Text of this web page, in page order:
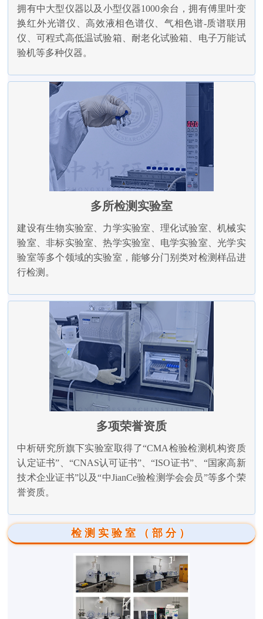
拥有中大型仪器以及小型仪器1000余台，拥有傅里叶变
换红外光谱仪、高效液相色谱仪、气相色谱-质谱联用
仪、可程式高低温试验箱、耐老化试验箱、电子万能试
验机等多种仪器。
多所检测实验室
建设有生物实验室、力学实验室、理化试验室、机械实
验室、非标实验室、热学实验室、电学实验室、光学实
验室等多个领域的实验室，能够分门别类对检测样品进
行检测。
多项荣誉资质
中析研究所旗下实验室取得了“CMA检验检测机构资质
认定证书”、“CNAS认可证书”、“ISO证书”、“国家高新
技术企业证书”以及“中JianCe验检测学会会员”等多个荣
誉资质。
检测实验室（部分）